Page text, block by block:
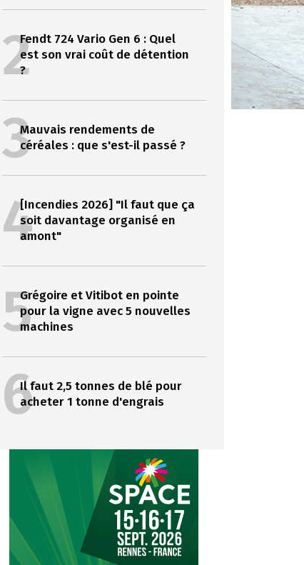
2Fendt 724 Vario Gen 6 : Quel
est son vrai coût de détention
?
3Mauvais rendements de
céréales : que s'est-il passé ?
4[Incendies 2026] "Il faut que ça
soit davantage organisé en
amont"
5Grégoire et Vitibot en pointe
pour la vigne avec 5 nouvelles
machines
6Il faut 2,5 tonnes de blé pour
acheter 1 tonne d'engrais